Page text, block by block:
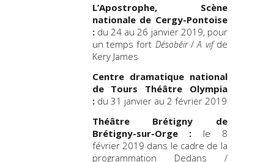
L’Apostrophe, Scène
nationale de Cergy-Pontoise
:du 24 au 26 janvier 2019, pour
un temps fort Désobéir/A vifde
Kery James
Centre dramatique national
de Tours Théâtre Olympia
:du 31 janvier au 2 février 2019
Théâtre Brétigny de
Brétigny-sur-Orge : le 8
février 2019 dans le cadre de la
programmation Dedans /